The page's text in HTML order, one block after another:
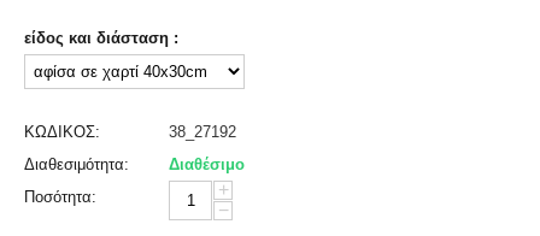
είδος και διάσταση :
ΚΩΔΙΚΟΣ:
38_27192
Διαθεσιμότητα:
Διαθέσιμο
Ποσότητα:
+
−